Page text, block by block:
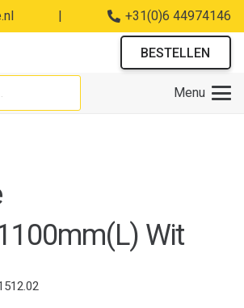
| +31(0)6 44974146
BESTELLEN
Menu
Wit